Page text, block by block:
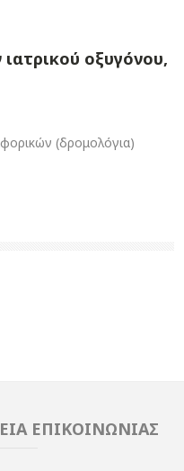
οξυγόνου,
(δρομολόγια)
ΕΠΙΚΟΙΝΩΝΙΑΣ